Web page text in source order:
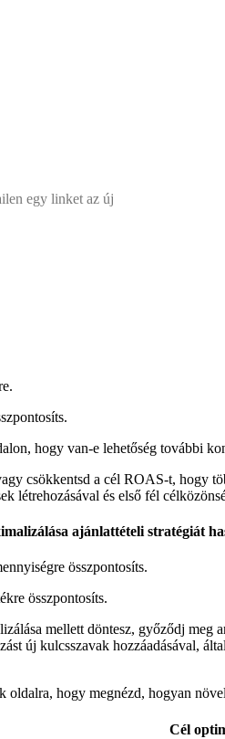
egy linket az új
hogy van-e lehetőség további
csökkentsd a cél ROAS-t, hogy
létrehozásával és első fél
ajánlattételi stratégiát
összpontosíts.
összpontosíts.
mellett döntesz, győződj
új kulcsszavak hozzáadásával,
hogy megnézd, hogyan
Cél